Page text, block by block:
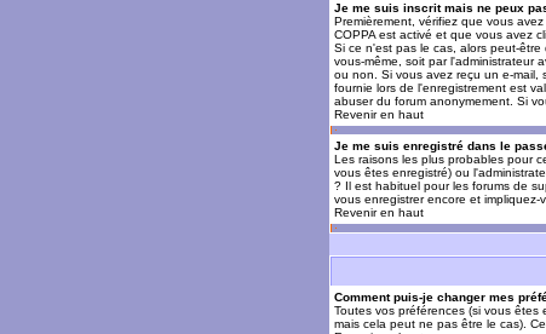
Je me suis inscrit mais ne peux
Premièrement, vérifiez que vous
COPPA est activé et que vous avez
Si ce n'est pas le cas, alors peut-
vous-même, soit par l'administrateur
ou non. Si vous avez reçu un e-mail,
fournie lors de l'enregistrement est
abuser du forum anonymement. Si
Revenir en haut
Je me suis enregistré dans le
Les raisons les plus probables pour
vous êtes enregistré) ou
? Il est habituel pour les forums de
vous enregistrer encore et impliquez-
Revenir en haut
Comment puis-je changer mes
Toutes vos préférences (si vous êtes
mais cela peut ne pas être le cas).